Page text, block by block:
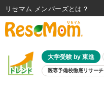
大学受験 by 東進
医専予備校徹底リサーチ
リセマム メンバーズ